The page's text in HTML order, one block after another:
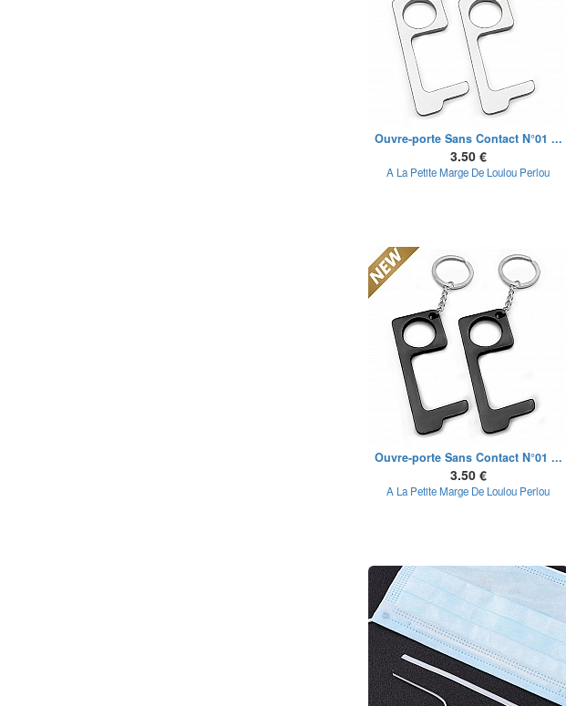
Ouvre-porte Sans Contact N°01 ...
3.50 €
A La Petite Marge De Loulou Perlou
Ouvre-porte Sans Contact N°01 ...
3.50 €
A La Petite Marge De Loulou Perlou